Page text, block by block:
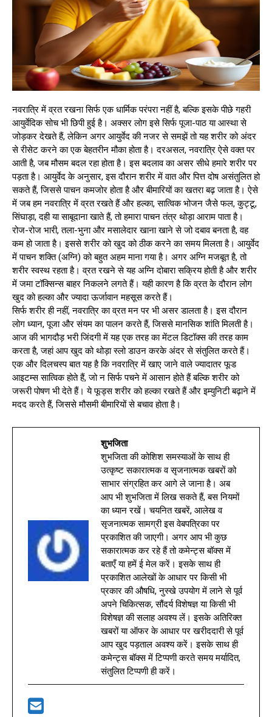
नवरात्रि में व्रत रखना सिर्फ एक धार्मिक परंपरा नहीं है, बल्कि इसके पीछे गहरी
आयुर्वेदिक सोच भी छिपी हुई है। अक्सर लोग इसे सिर्फ पूजा-पाठ या आस्था से
जोड़कर देखते हैं, लेकिन अगर आयुर्वेद की नजर से समझें तो यह शरीर को अंदर
से रीसेट करने का एक बेहतरीन मौका होता है। दरअसल, नवरात्रि ऐसे वक्त पर
आती है, जब मौसम बदल रहा होता है। इस बदलाव का असर सीधे हमारे शरीर पर
पड़ता है। आयुर्वेद के अनुसार, इस दौरान शरीर में वात और पित्त दोष असंतुलित हो
सकते हैं, जिससे पाचन कमजोर होता है और बीमारियों का खतरा बढ़ जाता है। ऐसे
में जब हम नवरात्रि में व्रत रखते हैं और हल्का, सात्विक भोजन जैसे फल, कुट्टू,
सिंघाड़ा, दही या साबूदाना खाते हैं, तो हमारा पाचन तंत्र थोड़ा आराम पाता है।
रोज-रोज भारी, तला-भुना और मसालेदार खाना खाने से जो दबाव बनता है, वह
कम हो जाता है। इससे शरीर को खुद को ठीक करने का समय मिलता है। आयुर्वेद
में पाचन शक्ति (अग्नि) को बहुत अहम माना गया है। अगर अग्नि मजबूत है, तो
शरीर स्वस्थ रहता है। व्रत रखने से यह अग्नि दोबारा सक्रिय होती है और शरीर
में जमा टॉक्सिन्स बाहर निकलने लगते हैं। यही कारण है कि व्रत के दौरान लोग
खुद को हल्का और ज्यादा ऊर्जावान महसूस करते हैं।
सिर्फ शरीर ही नहीं, नवरात्रि का व्रत मन पर भी असर डालता है। इस दौरान
लोग ध्यान, पूजा और संयम का पालन करते हैं, जिससे मानसिक शांति मिलती है।
आज की भागदौड़ भरी जिंदगी में यह एक तरह का मेंटल डिटॉक्स की तरह काम
करता है, जहां आप खुद को थोड़ा स्लो डाउन करके अंदर से संतुलित करते हैं।
एक और दिलचस्प बात यह है कि नवरात्रि में खाए जाने वाले ज्यादातर फूड
आइटम्स सात्विक होते हैं, जो न सिर्फ पचने में आसान होते हैं बल्कि शरीर को
जरूरी पोषण भी देते हैं। ये फूड्स शरीर को हल्का रखते हैं और इम्युनिटी बढ़ाने में
मदद करते हैं, जिससे मौसमी बीमारियों से बचाव होता है।
शुभजिता
शुभजिता की कोशिश समस्याओं के साथ ही
उत्कृष्ट सकारात्मक व सृजनात्मक खबरों को
साभार संग्रहित कर आगे ले जाना है। अब
आप भी शुभजिता में लिख सकते हैं, बस नियमों
का ध्यान रखें। चयनित खबरें, आलेख व
सृजनात्मक सामग्री इस वेबपत्रिका पर
प्रकाशित की जाएगी। अगर आप भी कुछ
सकारात्मक कर रहे हैं तो कमेन्ट्स बॉक्स में
बताएँ या हमें ई मेल करें। इसके साथ ही
प्रकाशित आलेखों के आधार पर किसी भी
प्रकार की औषधि, नुस्खे उपयोग में लाने से पूर्व
अपने चिकित्सक, सौंदर्य विशेषज्ञ या किसी भी
विशेषज्ञ की सलाह अवश्य लें। इसके अतिरिक्त
खबरों या ऑफर के आधार पर खरीददारी से पूर्व
आप खुद पड़ताल अवश्य करें। इसके साथ ही
कमेन्ट्स बॉक्स में टिप्पणी करते समय मर्यादित,
संतुलित टिप्पणी ही करें।